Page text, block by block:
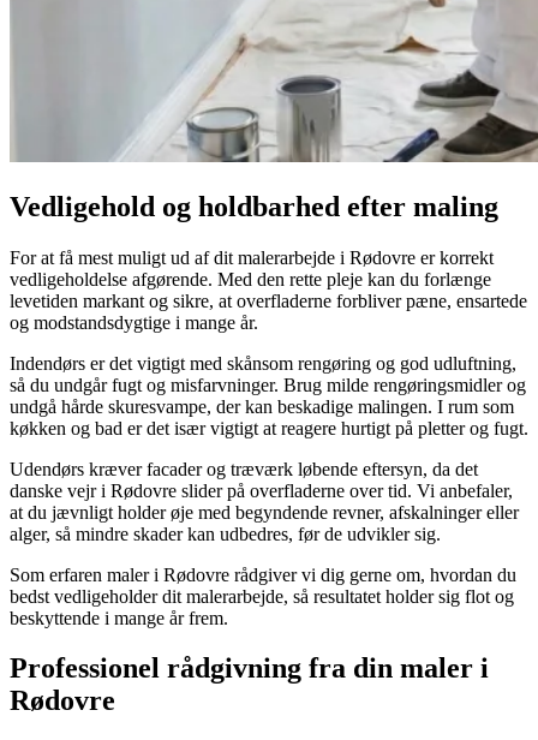
Vedligehold og holdbarhed efter maling
For at få mest muligt ud af dit malerarbejde i Rødovre er korrekt
vedligeholdelse afgørende. Med den rette pleje kan du forlænge
levetiden markant og sikre, at overfladerne forbliver pæne, ensartede
og modstandsdygtige i mange år.
Indendørs er det vigtigt med skånsom rengøring og god udluftning,
så du undgår fugt og misfarvninger. Brug milde rengøringsmidler og
undgå hårde skuresvampe, der kan beskadige malingen. I rum som
køkken og bad er det især vigtigt at reagere hurtigt på pletter og fugt.
Udendørs kræver facader og træværk løbende eftersyn, da det
danske vejr i Rødovre slider på overfladerne over tid. Vi anbefaler,
at du jævnligt holder øje med begyndende revner, afskalninger eller
alger, så mindre skader kan udbedres, før de udvikler sig.
Som erfaren maler i Rødovre rådgiver vi dig gerne om, hvordan du
bedst vedligeholder dit malerarbejde, så resultatet holder sig flot og
beskyttende i mange år frem.
Professionel rådgivning fra din maler i
Rødovre